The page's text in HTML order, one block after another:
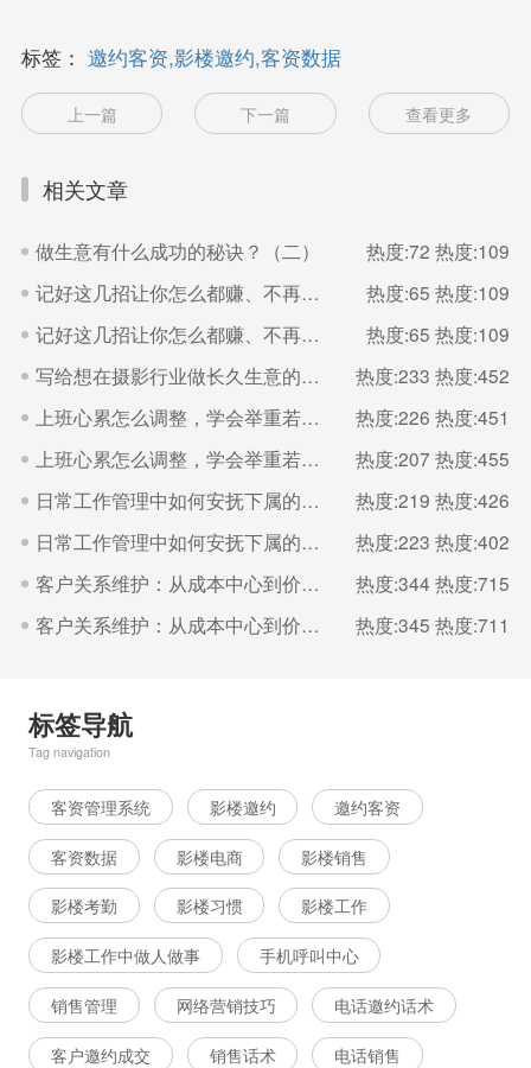
标签： 邀约客资,影楼邀约,客资数据
上一篇 下一篇 查看更多
相关文章
做生意有什么成功的秘诀？（二） 热度:72 热度:109
记好这几招让你怎么都赚、不再多干还吃亏（二）
热度:65 热度:109
记好这几招让你怎么都赚、不再多干还吃亏（一）
热度:65 热度:109
写给想在摄影行业做长久生意的你。
热度:233 热度:452
上班心累怎么调整，学会举重若轻（二）
热度:226 热度:451
上班心累怎么调整，学会举重若轻（一）
热度:207 热度:455
日常工作管理中如何安抚下属的情绪？（二）
热度:219 热度:426
日常工作管理中如何安抚下属的情绪？（一）
热度:223 热度:402
客户关系维护：从成本中心到价值增长的引擎（一）
热度:344 热度:715
客户关系维护：从成本中心到价值增长的引擎（二）
热度:345 热度:711
标签导航
Tag navigation
客资管理系统 影楼邀约 邀约客资
客资数据 影楼电商 影楼销售
影楼考勤 影楼习惯 影楼工作
影楼工作中做人做事 手机呼叫中心
销售管理 网络营销技巧 电话邀约话术
客户邀约成交 销售话术 电话销售